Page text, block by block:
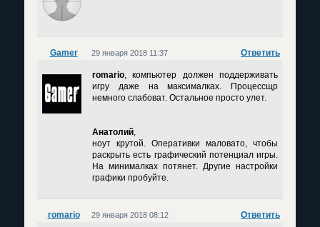
Gamer Ответить
29 января 2018 11:37
romario, компьютер должен поддерживать
игру даже на максималках. Процессщр
немного слабоват. Остальное просто улет.
Анатолий,
ноут крутой. Оперативки маловато, чтобы
раскрыть есть графический потенциал игры.
На минималках потянет. Другие настройки
графики пробуйте.
romario Ответить
29 января 2018 08:12